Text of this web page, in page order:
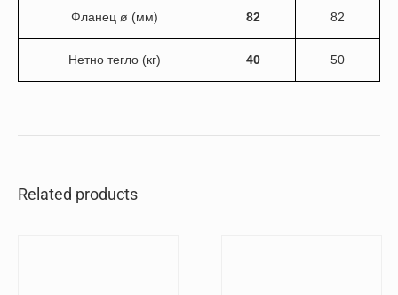
Фланец ø (мм) 82 82
Нетно тегло (кг) 40 50
Related products